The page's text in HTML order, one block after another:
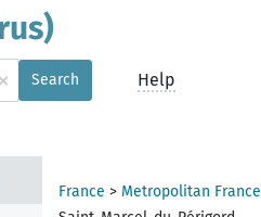
× Search Help
France > Metropolitan France